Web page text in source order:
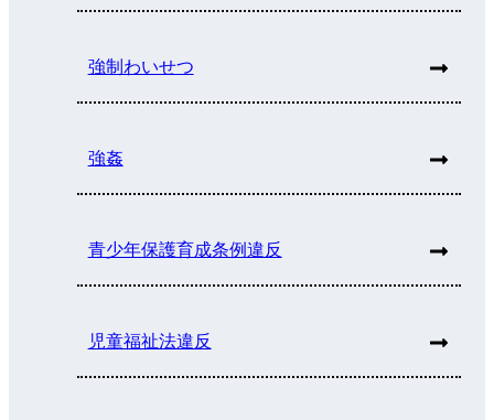
強制わいせつ
強姦
青少年保護育成条例違反
児童福祉法違反